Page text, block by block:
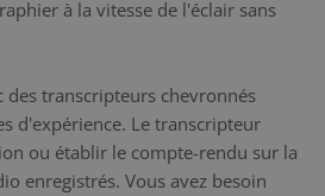
à la vitesse de l'éclair sans
des transcripteurs chevronnés
d'expérience. Le transcripteur
ou établir le compte-rendu sur la
enregistrés. Vous avez besoin